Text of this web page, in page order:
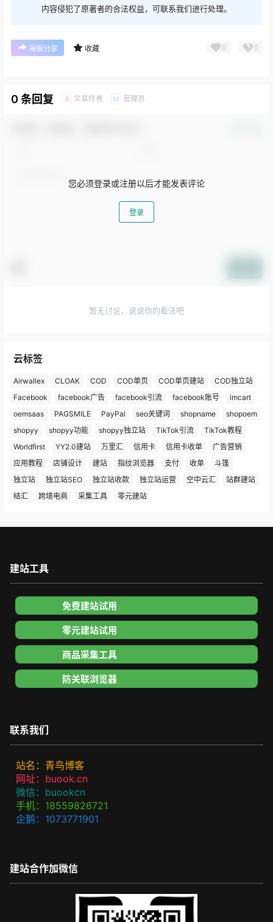
内容侵犯了原著者的合法权益，可联系我们进行处理。
海报分享 收藏 0 0
0 条回复 A 文章作者 M 管理员
您必须登录或注册以后才能发表评论
登录
暂无讨论，说说你的看法吧
云标签
Airwallex CLOAK COD COD单页 COD单页建站
COD独立站
Facebook
facebook广告 facebook引流 facebook账号
imcart
oemsaas
PAGSMILE PayPal seo关键词 shopname
shopoem
shopyy
shopyy功能 shopyy独立站 TikTok引流
TikTok教程
Worldfirst
YY2.0建站 万里汇 信用卡 信用卡收单
广告营销
应用教程
店铺设计 建站 指纹浏览器 支付 收单
斗篷
独立站
独立站SEO 独立站收款 独立站运营 空中云汇
站群建站
结汇
跨境电商 采集工具 零元建站
建站工具
免费建站试用
零元建站试用
商品采集工具
防关联浏览器
联系我们
站名：青鸟博客
网址：buook.cn
微信：buookcn
手机：18559826721
企鹅：1073771901
建站合作加微信